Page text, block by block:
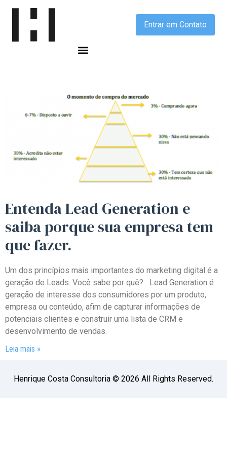
Entrar em Contato
EntendaLead Generation e
saiba porque sua empresa tem
que fazer.
Um dos princípios mais importantes do marketing digital é a
geração de Leads. Você sabe por quê? Lead Generation é
geração de interesse dos consumidores por um produto,
empresa ou conteúdo, afim de capturar informações de
potenciais clientes e construir uma lista de CRM e
desenvolvimento de vendas.
Leia mais »
Henrique Costa Consultoria © 2026 All Rights Reserved.